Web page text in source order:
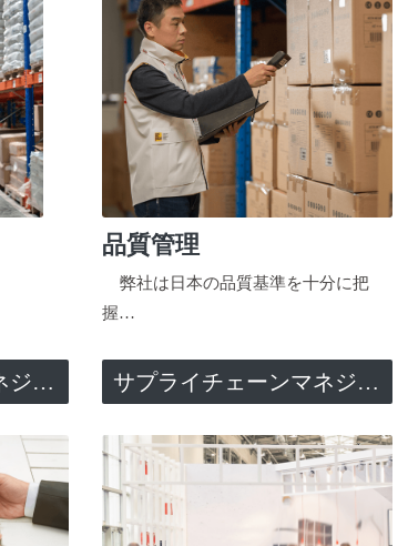
サプライチェーンマネジメント
品質管理
弊社は日本の品質基準を十分に把
握…
サプライチェーンマネジメント